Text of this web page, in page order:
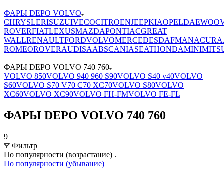
—
ФАРЫ DEPO VOLVO
CHRYSLERISUZUIVECOCITROENJEEPKIAOPELDAEWOO
ROVERFIATLEXUSMAZDAPONTIACGREAT
WALLRENAULTFORDVOLVOMERCEDESDAFMANACURA
ROMEOROVERAUDISAABSCANIASEATHONDAMINI
—
ФАРЫ DEPO VOLVO 740 760
VOLVO 850VOLVO 940 960 S90VOLVO S40 v40VOLVO
S60VOLVO S70 V70 C70 XC70VOLVO S80VOLVO
XC60VOLVO XC90VOLVO FH-FMVOLVO FE-FL
ФАРЫ DEPO VOLVO 740 760
9
Фильтр
По популярности (возрастание)
По популярности (убывание)